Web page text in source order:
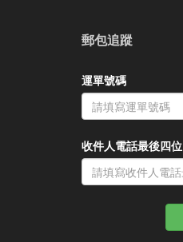
郵包追蹤
運單號碼
收件人電話最後四位